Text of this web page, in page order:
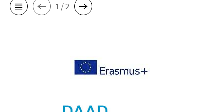
1 / 2